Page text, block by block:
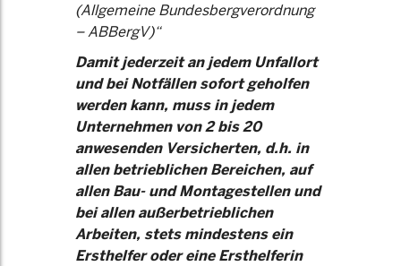
(Allgemeine Bundesbergverordnung
– ABBergV)“
Damit jederzeit an jedem Unfallort
und bei Notfällen sofort geholfen
werden kann, muss in jedem
Unternehmen von 2 bis 20
anwesenden Versicherten, d.h. in
allen betrieblichen Bereichen, auf
allen Bau- und Montagestellen und
bei allen außerbetrieblichen
Arbeiten, stets mindestens ein
Ersthelfer oder eine Ersthelferin